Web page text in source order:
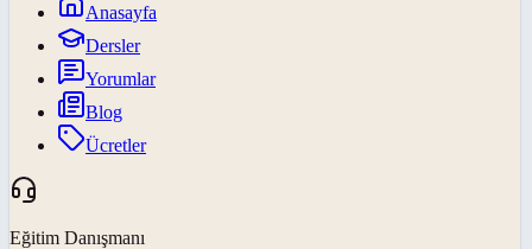
Anasayfa
Dersler
Yorumlar
Blog
Ücretler
Eğitim Danışmanı